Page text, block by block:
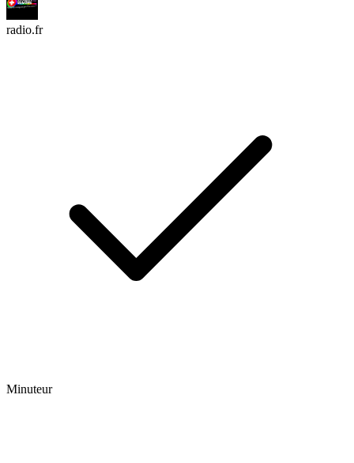
radio.fr
Minuteur